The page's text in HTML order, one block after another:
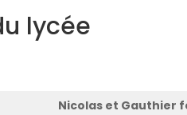
lycée
Nicolas et Gauthier